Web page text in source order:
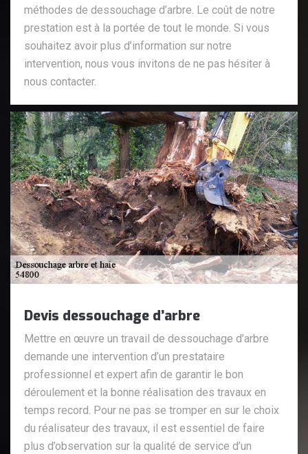
méthodes de dessouchage d’arbre. Le coût de notre
prestation est à la portée de tout le monde. Si vous
souhaitez avoir plus d’information sur notre
intervention, nous vous invitons de ne pas hésiter à
nous contacter.
Devis dessouchage d’arbre
Mettre en œuvre un travail de dessouchage d’arbre
demande une intervention d’un prestataire
professionnel et expert afin de garantir le bon
déroulement et la bonne réalisation des travaux en
temps record. Pour ne pas se tromper en sur le choix
du réalisateur des travaux, il est essentiel de faire
plus d’observation sur la qualité de service d’un